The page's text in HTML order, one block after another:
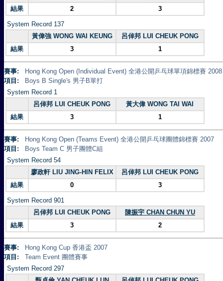
結果
2 3
System Record 137
黃偉強 WONG WAI KEUNG
呂倬邦 LUI CHEUK PONG
結果
3 1
賽事:
Hong Kong Open (Individual Event) 全港公開乒乓球單項錦標賽 2008
項目:
Boys B Single's 男子B單打
System Record 1
呂倬邦 LUI CHEUK PONG
黃大偉 WONG TAI WAI
結果
3 1
賽事:
Hong Kong Open (Teams Event) 全港公開乒乓球團體錦標賽 2007
項目:
Boys Team C 男子團體C組
System Record 54
廖政軒 LIU JING-HIN FELIX
呂倬邦 LUI CHEUK PONG
結果
0 3
System Record 901
呂倬邦 LUI CHEUK PONG
陳振宇 CHAN CHUN YU
結果
3 2
賽事:
Hong Kong Cup 香港盃 2007
項目:
Team Event 團體賽事
System Record 297